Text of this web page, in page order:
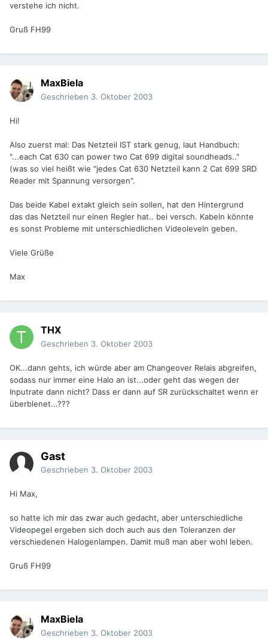
verstehe ich nicht.
Gruß FH99
MaxBiela
Geschrieben 3. Oktober 2003
Hi!
Also zuerst mal: Das Netzteil IST stark genug, laut Handbuch:
"...each Cat 630 can power two Cat 699 digital soundheads.."
(was so viel heißt wie "jedes Cat 630 Netzteil kann 2 Cat 699 SRD
Reader mit Spannung versorgen".
Das beide Kabel extakt gleich sein sollen, hat den Hintergrund
das das Netzteil nur einen Regler hat.. bei versch. Kabeln könnte
es sonst Probleme mit unterschiedlichen Videoleveln geben.
Viele Grüße
Max
THX
Geschrieben 3. Oktober 2003
OK...dann gehts, ich würde aber am Changeover Relais abgreifen,
sodass nur immer eine Halo an ist...oder geht das wegen der
Inputrate dann nicht? Dass er dann auf SR zurückschaltet wenn er
überblenet...???
Gast
Geschrieben 3. Oktober 2003
Hi Max,
so hatte ich mir das zwar auch gedacht, aber unterschiedliche
Videopegel ergeben sich doch auch aus den Toleranzen der
verschiedenen Halogenlampen. Damit muß man aber wohl leben.
Gruß FH99
MaxBiela
Geschrieben 3. Oktober 2003